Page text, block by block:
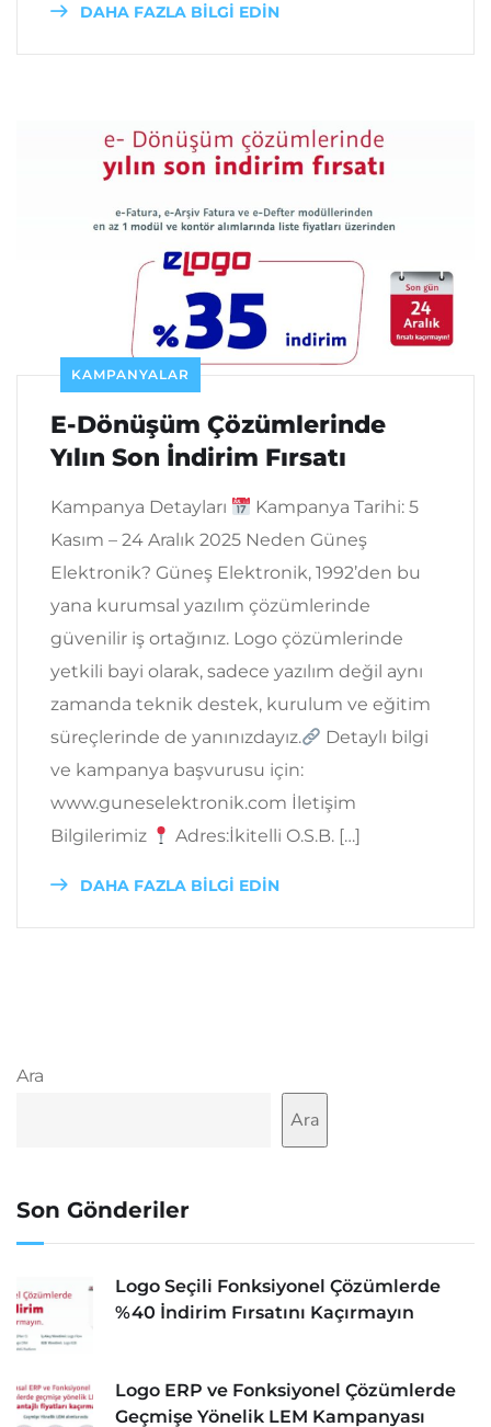
DAHA FAZLA BİLGİ EDİN
KAMPANYALAR
E-Dönüşüm Çözümlerinde
Yılın Son İndirim Fırsatı
Kampanya Detayları
Kampanya Tarihi: 5
Kasım – 24 Aralık 2025 Neden Güneş
Elektronik? Güneş Elektronik, 1992’den bu
yana kurumsal yazılım çözümlerinde
güvenilir iş ortağınız. Logo çözümlerinde
yetkili bayi olarak, sadece yazılım değil aynı
zamanda teknik destek, kurulum ve eğitim
süreçlerinde de yanınızdayız.
Detaylı bilgi
ve kampanya başvurusu için:
www.guneselektronik.com İletişim
Bilgilerimiz
Adres:İkitelli O.S.B. […]
DAHA FAZLA BİLGİ EDİN
Ara
Ara
Son Gönderiler
Logo Seçili Fonksiyonel Çözümlerde
%40 İndirim Fırsatını Kaçırmayın
Logo ERP ve Fonksiyonel Çözümlerde
Geçmişe Yönelik LEM Kampanyası